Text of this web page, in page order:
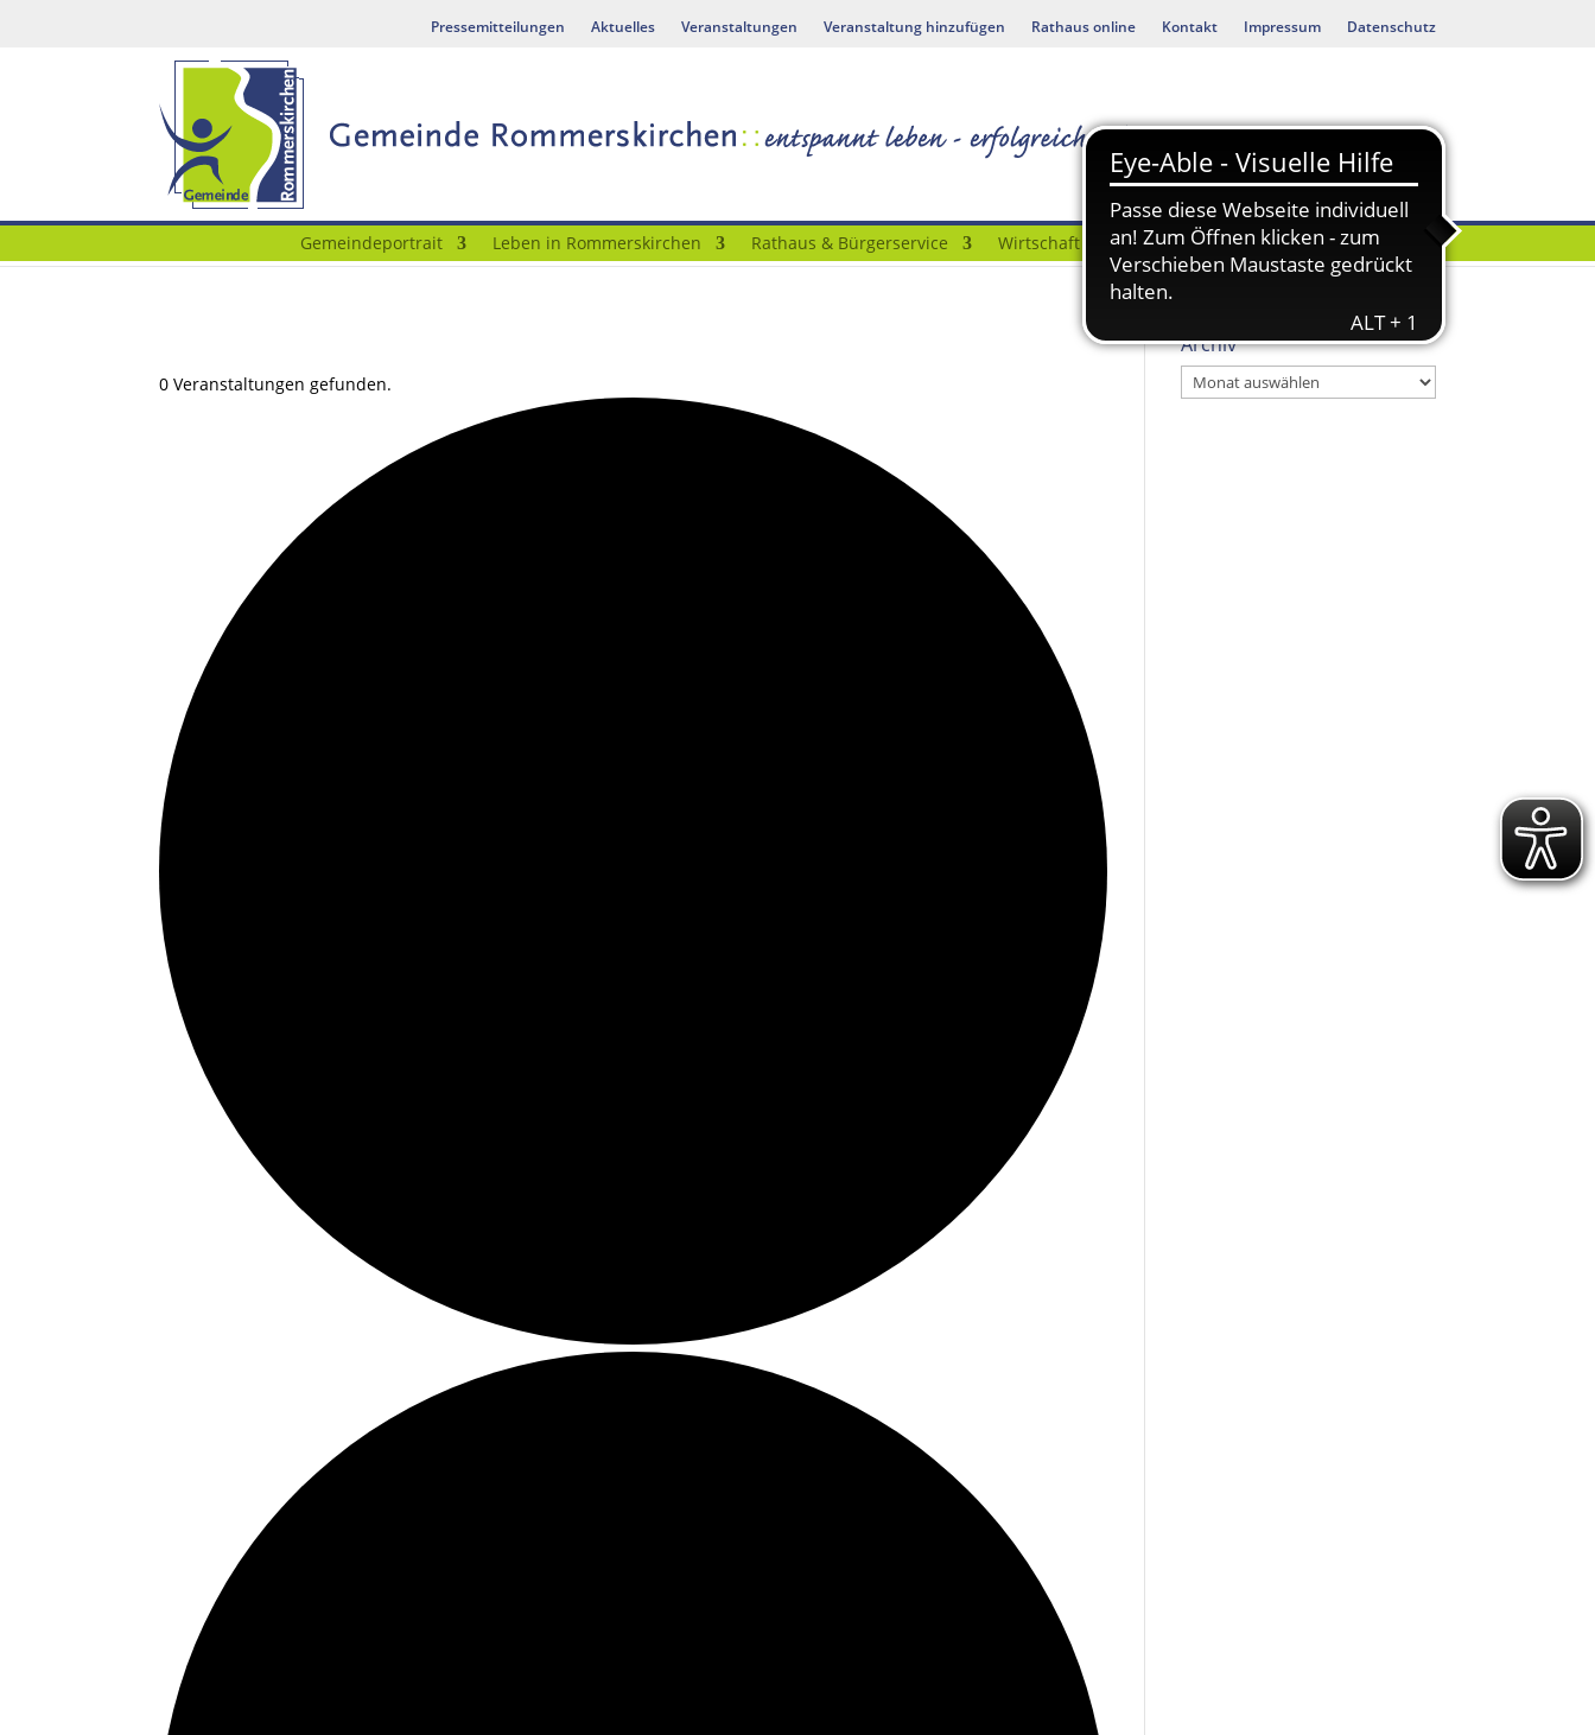
Pressemitteilungen Aktuelles Veranstaltungen Veranstaltung hinzufügen Rathaus online Kontakt Impressum Datenschutz
Gemeindeportrait Leben in Rommerskirchen Rathaus & Bürgerservice Wirtschaft Bauen & Umwelt
0 Veranstaltungen gefunden.
Archiv
Archiv